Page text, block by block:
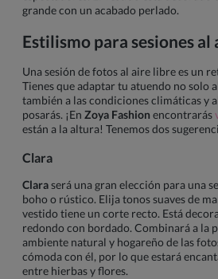
grande con un acabado perlado.
Estilismo para sesiones
Una sesión de fotos al aire libre es un
Tienes que adaptar tu atuendo no solo
también a las condiciones climáticas y
posarás. ¡En Zoya Fashion encontrarás
están a la altura! Tenemos dos
Clara
Claraserá una gran elección para una
boho o rústico. Elija tonos suaves de
vestido tiene un corte recto. Está
redondo con bordado. Combinará a la
ambiente natural y hogareño de las
cómoda con él, por lo que estará
entre hierbas y flores.